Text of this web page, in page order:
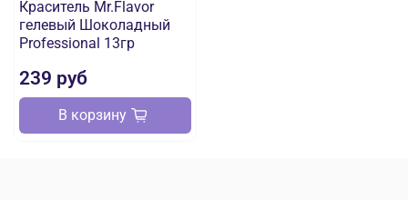
Краситель Mr.Flavor
гелевый Шоколадный
Professional 13гр
239 руб
В корзину